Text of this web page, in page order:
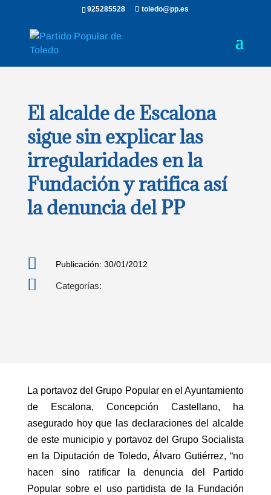
925285528 toledo@pp.es
El alcalde de Escalona
sigue sin explicar las
irregularidades en la
Fundación y ratifica así
la denuncia del PP
 Publicación: 30/01/2012
 Categorías:
La portavoz del Grupo Popular en el Ayuntamiento
de Escalona, Concepción Castellano, ha
asegurado hoy que las declaraciones del alcalde
de este municipio y portavoz del Grupo Socialista
en la Diputación de Toledo, Álvaro Gutiérrez, “no
hacen sino ratificar la denuncia del Partido
Popular sobre el uso partidista de la Fundación